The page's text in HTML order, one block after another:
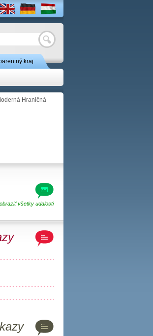
Hľadať
kraj
Hraničná
všetky udalosti